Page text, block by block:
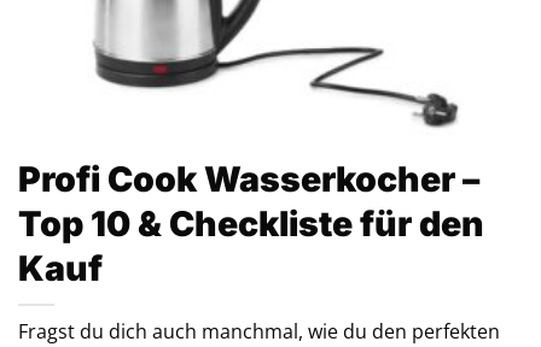
Profi Cook Wasserkocher –
Top 10 & Checkliste für den
Kauf
Fragst du dich auch manchmal, wie du den perfekten